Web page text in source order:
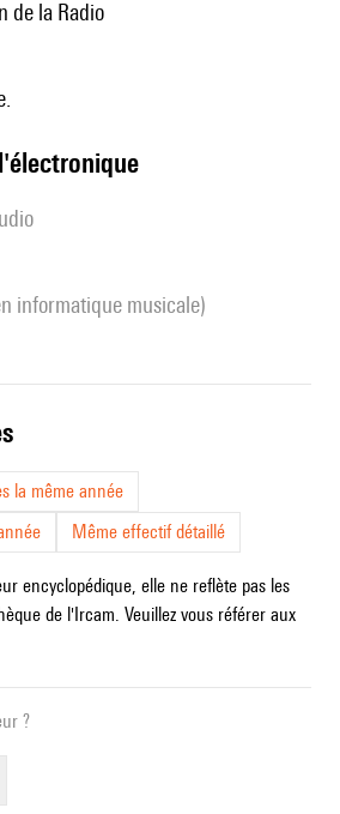
de la Radio
informatique musicale)
la même année
Même effectif détaillé
encyclopédique, elle ne reflète pas les
de l'Ircam. Veuillez vous référer aux
?